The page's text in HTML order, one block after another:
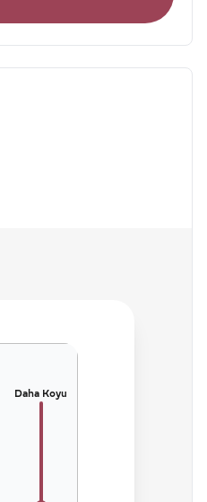
Daha Koyu